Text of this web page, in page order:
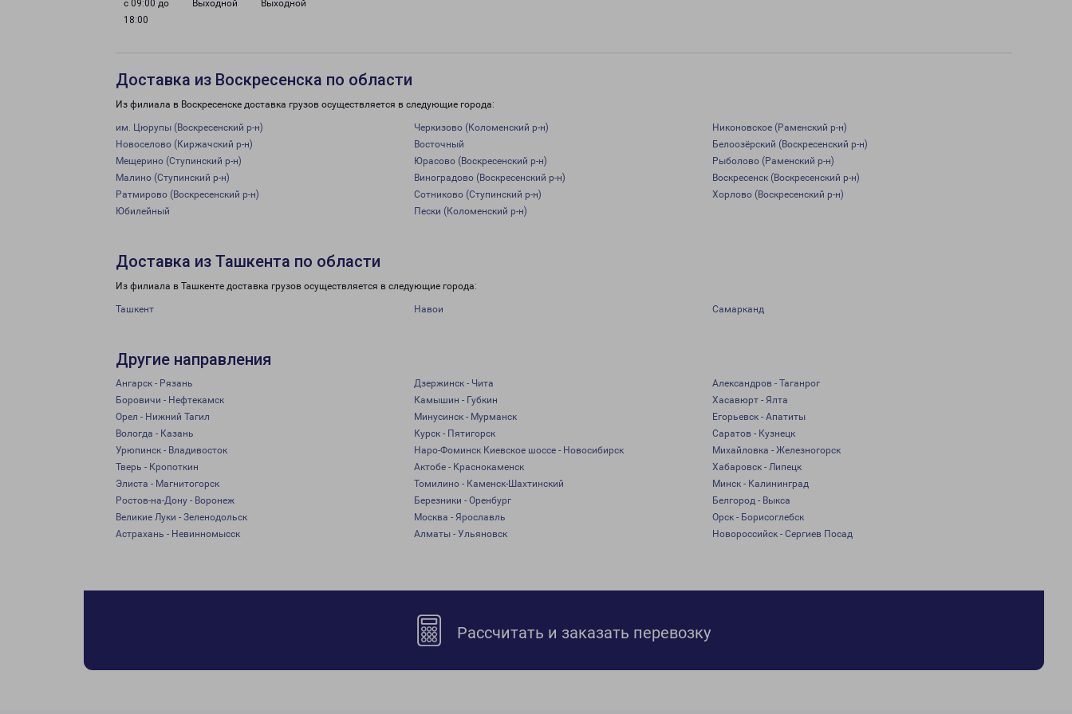
с 09:00 до
18:00
Выходной Выходной
Доставка из Воскресенска по области
Из филиала в Воскресенске доставка грузов осуществляется в следующие города:
им. Цюрупы (Воскресенский р-н) Черкизово (Коломенский р-н)
Никоновское (Раменский р-н)
Новоселово (Киржачский р-н)
Восточный
Белоозёрский (Воскресенский р-н)
Мещерино (Ступинский р-н)
Юрасово (Воскресенский р-н)
Рыболово (Раменский р-н)
Малино (Ступинский р-н)
Виноградово (Воскресенский р-н)
Воскресенск (Воскресенский р-н)
Ратмирово (Воскресенский р-н)
Сотниково (Ступинский р-н)
Хорлово (Воскресенский р-н)
Юбилейный
Пески (Коломенский р-н)
Доставка из Ташкента по области
Из филиала в Ташкенте доставка грузов осуществляется в следующие города:
Ташкент Навои Самарканд
Другие направления
Ангарск - Рязань Дзержинск - Чита
Александров - Таганрог
Боровичи - Нефтекамск
Камышин - Губкин
Хасавюрт - Ялта
Орел - Нижний Тагил
Минусинск - Мурманск
Егорьевск - Апатиты
Вологда - Казань
Курск - Пятигорск
Саратов - Кузнецк
Урюпинск - Владивосток
Наро-Фоминск Киевское шоссе - Новосибирск
Михайловка - Железногорск
Тверь - Кропоткин
Актобе - Краснокаменск
Хабаровск - Липецк
Элиста - Магнитогорск
Томилино - Каменск-Шахтинский
Минск - Калининград
Ростов-на-Дону - Воронеж
Березники - Оренбург
Белгород - Выкса
Великие Луки - Зеленодольск
Москва - Ярославль
Орск - Борисоглебск
Астрахань - Невинномысск
Алматы - Ульяновск Новороссийск - Сергиев Посад
Рассчитать и заказать перевозку